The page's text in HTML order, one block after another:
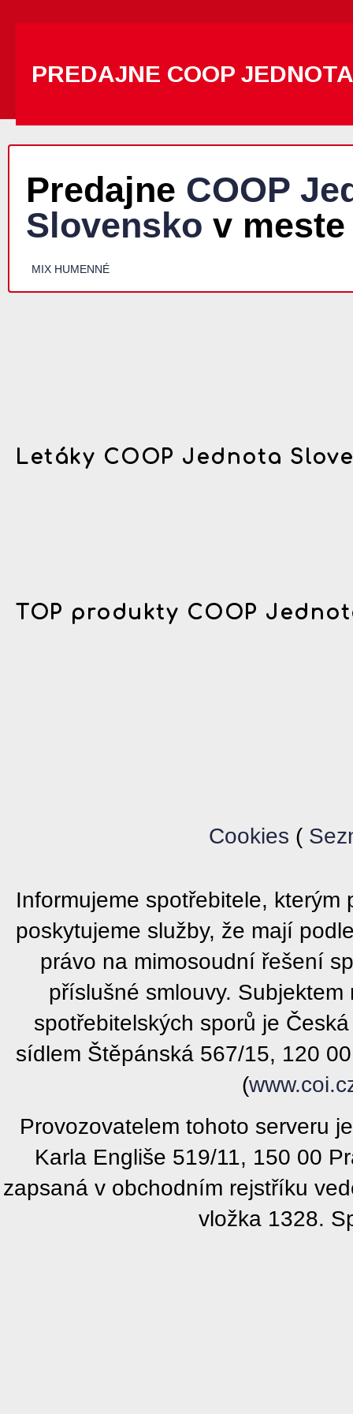
PREDAJNE COOP
Predajne COOP
Slovensko v
MIX HUMENNÉ
Letáky COOP Jednota
TOP produkty COOP
Cookies (
Informujeme spotřebitele, kterým
poskytujeme služby, že mají
právo na mimosoudní řešení
příslušné smlouvy.
spotřebitelských sporů je
sídlem Štěpánská 567/15, 120
(
Provozovatelem tohoto serveru
Karla Engliše 519/11, 150 00
zapsaná v obchodním rejstříku
vložka 1328.